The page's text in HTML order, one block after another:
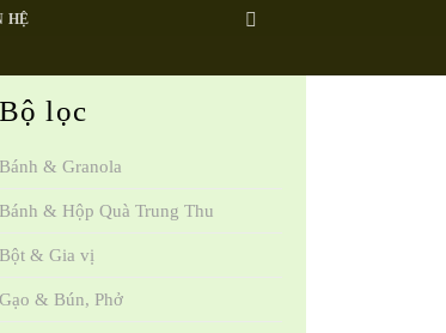
HỆ
Bộ lọc
Bánh & Granola
Bánh & Hộp Quà Trung Thu
Bột & Gia vị
Gạo & Bún, Phở